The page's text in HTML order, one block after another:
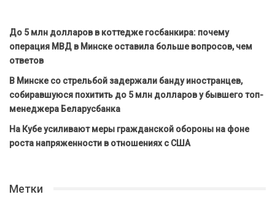
До 5 млн долларов в коттедже госбанкира: почему
операция МВД в Минске оставила больше вопросов, чем
ответов
В Минске со стрельбой задержали банду иностранцев,
собиравшуюся похитить до 5 млн долларов у бывшего топ-
менеджера Беларусбанка
На Кубе усиливают меры гражданской обороны на фоне
роста напряженности в отношениях с США
Метки